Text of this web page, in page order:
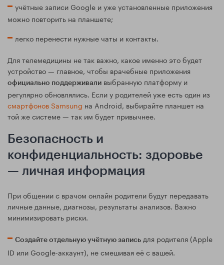
учётные записи Google и уже установленные приложения
можно повторить на планшете;
легко перенести нужные чаты и контакты.
Для телемедицины не так важно, какое именно это будет
устройство — главное, чтобы врачебные приложения
официально поддерживали выбранную платформу и
регулярно обновлялись. Если у родителей уже есть один из
смартфонов Samsung на Android, выбирайте планшет на
той же системе — так им будет привычнее.
Безопасность и
конфиденциальность: здоровье
— личная информация
При общении с врачом онлайн родители будут передавать
личные данные, диагнозы, результаты анализов. Важно
минимизировать риски.
Создайте отдельную учётную запись для родителя (Apple
ID или Google-аккаунт), не смешивая её с вашей.